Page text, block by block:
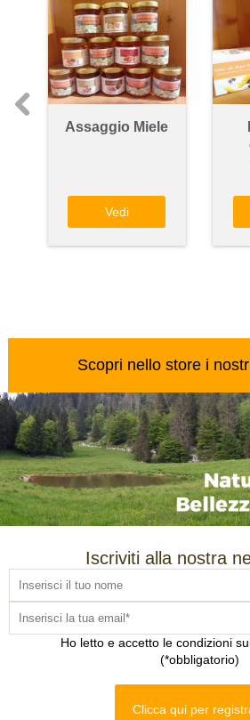
Assaggio Miele
Vedi
Scopri nello store i
Iscriviti alla nostra
Ho letto e accetto le condizioni
(*obbligatorio)
Clicca qui per